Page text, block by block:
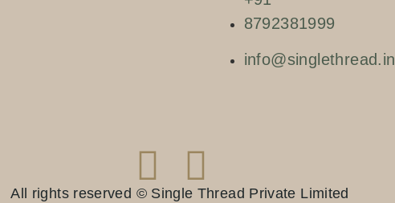
8792381999
info@singlethread.in
All rights reserved © Single Thread Private Limited